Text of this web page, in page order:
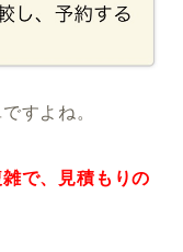
すよね。
で、見積もりの